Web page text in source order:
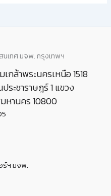
นเทศ มจพ. กรุงเทพฯ
กล้าพระนครเหนือ 1518
ระชาราษฎร์ 1 แขวง
หานคร 10800
ร์ฯ มจพ.